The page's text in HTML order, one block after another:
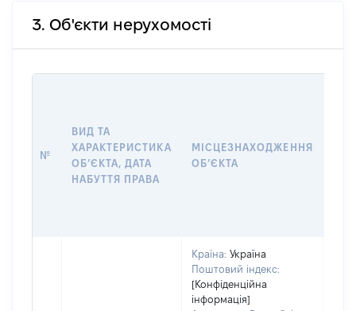
3. Об'єкти нерухомості
№
ВИД ТА
ХАРАКТЕРИСТИКА
ОБʼЄКТА, ДАТА
НАБУТТЯ ПРАВА
МІСЦЕЗНАХОДЖЕННЯ
ОБʼЄКТА
Країна: Україна
Поштовий індекс:
[Конфіденційна
інформація]